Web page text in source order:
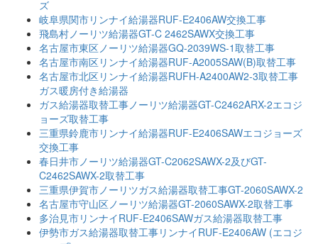
ズ
岐阜県関市リンナイ給湯器RUF-E2406AW交換工事
飛島村ノーリツ給湯器GT-C 2462SAWX交換工事
名古屋市東区ノーリツ給湯器GQ-2039WS-1取替工事
名古屋市南区リンナイ給湯器RUF-A2005SAW(B)取替工事
名古屋市北区リンナイ給湯器RUFH-A2400AW2-3取替工事
ガス暖房付き給湯器
ガス給湯器取替工事ノーリツ給湯器GT-C2462ARX-2エコジ
ョーズ取替工事
三重県鈴鹿市リンナイ給湯器RUF-E2406SAWエコジョーズ
交換工事
春日井市ノーリツ給湯器GT-C2062SAWX-2及びGT-
C2462SAWX-2取替工事
三重県伊賀市ノーリツガス給湯器取替工事GT-2060SAWX-2
名古屋市守山区ノーリツ給湯器GT-2060SAWX-2取替工事
多治見市リンナイRUF-E2406SAWガス給湯器取替工事
伊勢市ガス給湯器取替工事リンナイRUF-E2406AW (エコジ